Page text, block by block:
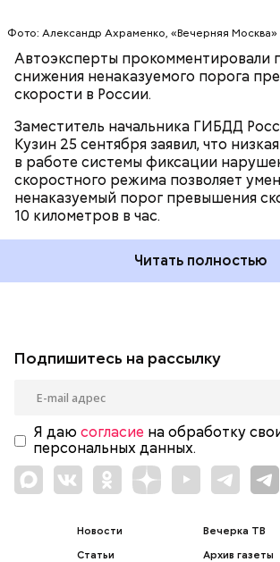
Фото: Александр Ахраменко, «Вечерняя Москва»
Автоэксперты прокомментировали
снижения ненаказуемого порога
скорости в России.
Заместитель начальника ГИБДД
Кузин 25 сентября заявил, что
в работе системы фиксации
скоростного режима позволяет
ненаказуемый порог превышения
10 километров в час.
Читать полностью
Подпишитесь на рассылку
Я даю согласие на обработку
персональных данных.
Новости
Статьи
Вечерка ТВ
Архив газеты